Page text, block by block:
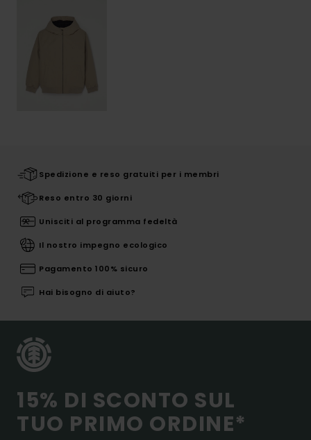
Spedizione e reso gratuiti per i membri
Reso entro 30 giorni
Unisciti al programma fedeltà
Il nostro impegno ecologico
Pagamento 100% sicuro
Hai bisogno di aiuto?
15% DI SCONTO SUL
TUO PRIMO ORDINE*